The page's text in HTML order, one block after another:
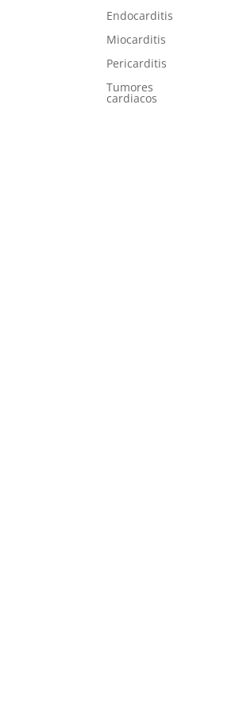
Endocarditis
Miocarditis
Pericarditis
Tumores
cardiacos